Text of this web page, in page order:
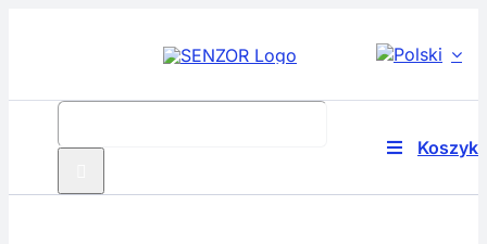
Szukaj:
Przełącz
Koszyk